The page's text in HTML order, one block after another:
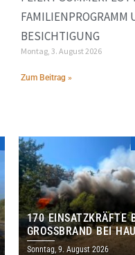
FAMILIENPROGRAMM
BESICHTIGUNG
Montag, 3. August 2026
Zum Beitrag »
170 EINSATZKRÄFTE
GROSSBRAND BEI
Sonntag, 9. August 2026